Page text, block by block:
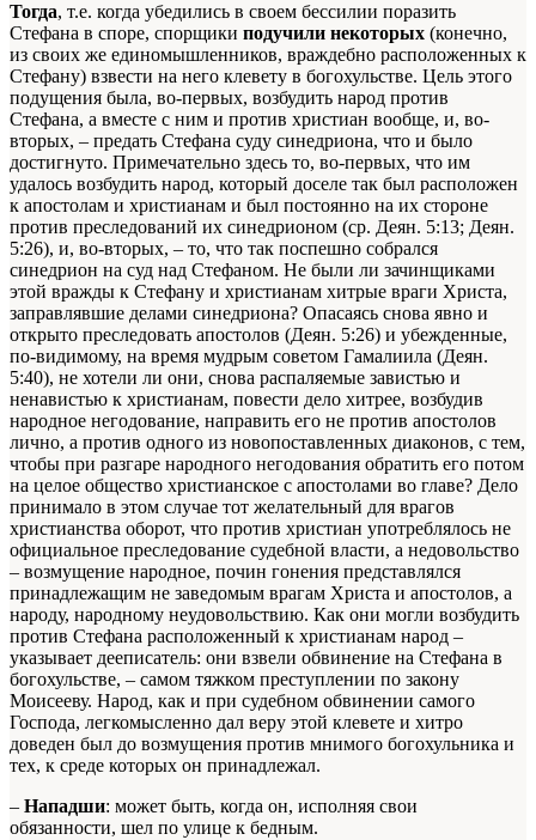
Тогда, т.е. когда убедились в своем бессилии поразить
Стефана в споре, спорщики подучили некоторых (конечно,
из своих же единомышленников, враждебно расположенных к
Стефану) взвести на него клевету в богохульстве. Цель этого
подущения была, во-первых, возбудить народ против
Стефана, а вместе с ним и против христиан вообще, и, во-
вторых, – предать Стефана суду синедриона, что и было
достигнуто. Примечательно здесь то, во-первых, что им
удалось возбудить народ, который доселе так был расположен
к апостолам и христианам и был постоянно на их стороне
против преследований их синедрионом (ср. Деян. 5:13; Деян.
5:26), и, во-вторых, – то, что так поспешно собрался
синедрион на суд над Стефаном. Не были ли зачинщиками
этой вражды к Стефану и христианам хитрые враги Христа,
заправлявшие делами синедриона? Опасаясь снова явно и
открыто преследовать апостолов (Деян. 5:26) и убежденные,
по-видимому, на время мудрым советом Гамалиила (Деян.
5:40), не хотели ли они, снова распаляемые завистью и
ненавистью к христианам, повести дело хитрее, возбудив
народное негодование, направить его не против апостолов
лично, а против одного из новопоставленных диаконов, с тем,
чтобы при разгаре народного негодования обратить его потом
на целое общество христианское с апостолами во главе? Дело
принимало в этом случае тот желательный для врагов
христианства оборот, что против христиан употреблялось не
официальное преследование судебной власти, а недовольство
– возмущение народное, почин гонения представлялся
принадлежащим не заведомым врагам Христа и апостолов, а
народу, народному неудовольствию. Как они могли возбудить
против Стефана расположенный к христианам народ –
указывает дееписатель: они взвели обвинение на Стефана в
богохульстве, – самом тяжком преступлении по закону
Моисееву. Народ, как и при судебном обвинении самого
Господа, легкомысленно дал веру этой клевете и хитро
доведен был до возмущения против мнимого богохульника и
тех, к среде которых он принадлежал.
– Нападши: может быть, когда он, исполняя свои
обязанности, шел по улице к бедным.